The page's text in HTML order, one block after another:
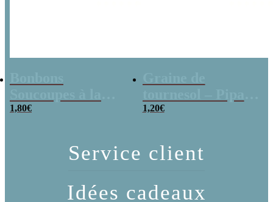
poudre (x20)
1,80€
x 3
1,20€
Service client
Idées cadeaux